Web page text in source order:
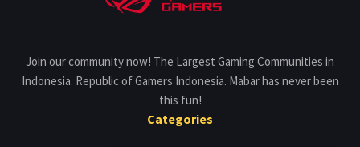
Join our community now! The Largest Gaming Communities in
Indonesia. Republic of Gamers Indonesia. Mabar has never been
this fun!
Categories